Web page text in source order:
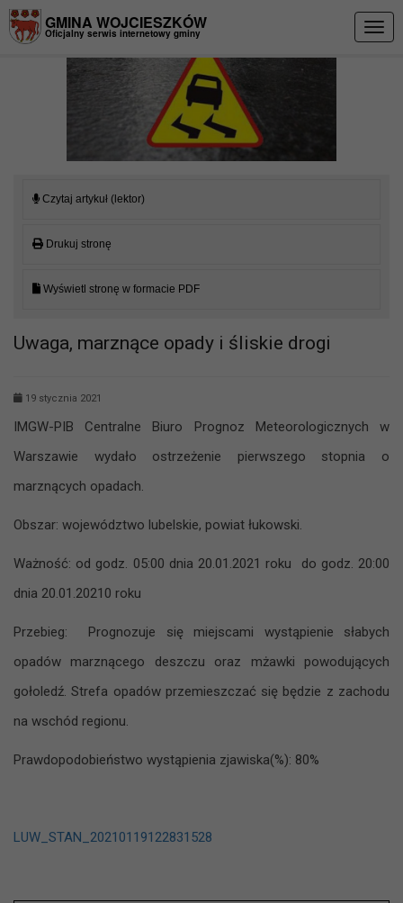
GMINA WOJCIESZKÓW
Oficjalny serwis internetowy gminy
Czytaj artykuł (lektor)
Drukuj stronę
Wyświetl stronę w formacie PDF
Uwaga, marznące opady i śliskie drogi
19 stycznia 2021
IMGW-PIB Centralne Biuro Prognoz Meteorologicznych w
Warszawie wydało ostrzeżenie pierwszego stopnia o
marznących opadach.
Obszar: województwo lubelskie, powiat łukowski.
Ważność: od godz. 05:00 dnia 20.01.2021 roku do godz. 20:00
dnia 20.01.20210 roku
Przebieg: Prognozuje się miejscami wystąpienie słabych
opadów marznącego deszczu oraz mżawki powodujących
gołoledź. Strefa opadów przemieszczać się będzie z zachodu
na wschód regionu.
Prawdopodobieństwo wystąpienia zjawiska(%): 80%
LUW_STAN_20210119122831528